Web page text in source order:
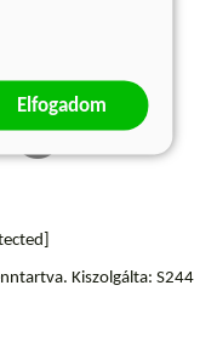
Kiszolgálta: S244
Elfogadom